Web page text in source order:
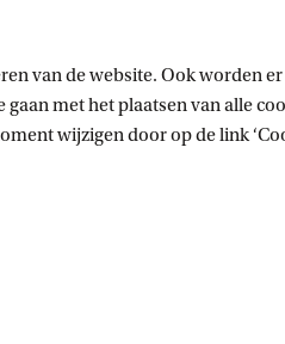
van de website. Ook worden
met het plaatsen van alle
wijzigen door op de link